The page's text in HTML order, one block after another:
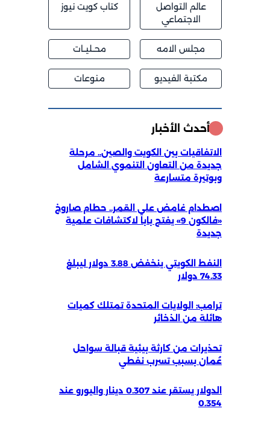
عالم التواصل
الاجتماعي
كتاب كويت نيوز
مجلس الامه محــليــات
مكتبة الفيديو منوعات
أحدث الأخبار
الاتفاقيات بين الكويت والصين.. مرحلة
جديدة من التعاون التنموي الشامل
وبوتيرة متسارعة
اصطدام غامض على القمر.. حطام صاروخ
«فالكون 9» يفتح باباً لاكتشافات علمية
جديدة
النفط الكويتي ينخفض 3.88 دولار ليبلغ
74.33 دولار
ترامب: الولايات المتحدة تمتلك كميات
هائلة من الذخائر
تحذيرات من كارثة بيئية قبالة سواحل
عُمان بسبب تسرب نفطي
الدولار يستقر عند 0.307 دينار واليورو عند
0.354